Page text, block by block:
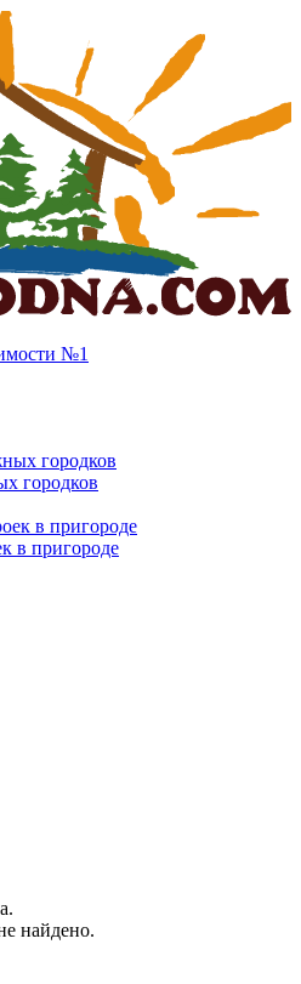
№1
городков
городков
в пригороде
в пригороде
найдено.